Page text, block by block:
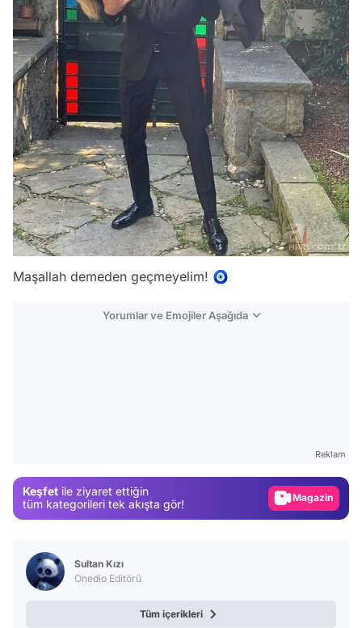
Maşallah demeden geçmeyelim! 🧿
Yorumlar ve Emojiler Aşağıda
Reklam
Keşfet ile ziyaret ettiğin
tüm kategorileri tek akışta gör!
Gündem
Magazin
Video
Sultan Kızı
Onedio Editörü
Tüm içerikleri